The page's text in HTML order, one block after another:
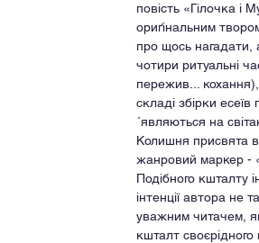
повість «Гілочка і
ориґінальним
про щось
чотири ритуальні
пережив...
складі збірки есеїв
´являються на
Колишня присвята
жанровий маркер -
Подібного кшталту
інтенції автора не
уважним читачем,
кшталт